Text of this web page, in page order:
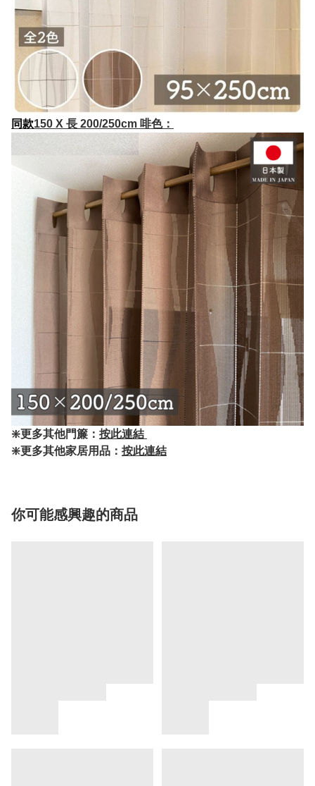
同款150 X 長 200/250cm 啡色：
❇️更多其他門簾： 按此連結
❇️更多其他家居用品： 按此連結
你可能感興趣的商品